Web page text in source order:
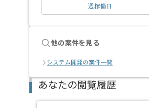
週稼働日
他の案件を見る
システム開発の案件一覧
あなたの閲覧履歴